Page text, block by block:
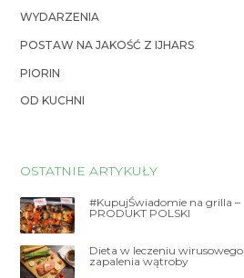
WYDARZENIA
POSTAW NA JAKOŚĆ Z IJHARS
PIORIN
OD KUCHNI
OSTATNIE ARTYKUŁY
#KupujŚwiadomie na grilla –
PRODUKT POLSKI
Dieta w leczeniu wirusowego
zapalenia wątroby